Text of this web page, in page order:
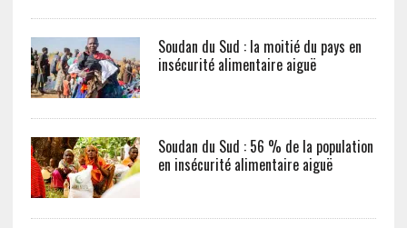
Soudan du Sud : la moitié du pays en
insécurité alimentaire aiguë
Soudan du Sud : 56 % de la population
en insécurité alimentaire aiguë